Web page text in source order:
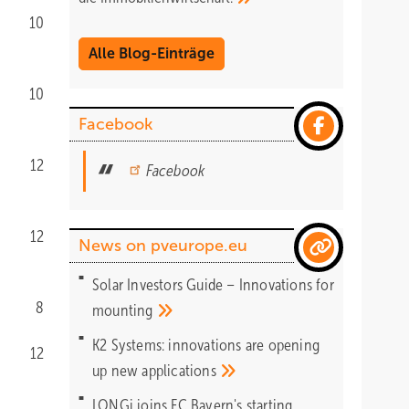
10
10
12
12
8
12
Alle Blog-Einträge
Facebook
Facebook
News on pveurope.eu
Solar Investors Guide – Innovations for
mounting
K2 Systems: innovations are opening
up newapplications
LONGi joins FC Bayern's starting